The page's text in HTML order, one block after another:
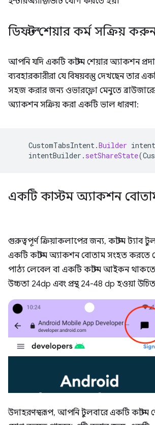
ডিফল্ট শেয়ার কর্ম সক্রিয়
আপনি যদি একটি কাস্টম শেয়ার অ্যাকশন
ব্যবহারকারীরা যে বিষয়বস্তু দেখছেন তার
সহজ করার জন্য ওভারফ্লো মেনুতে
অ্যাকশন সক্রিয় করা একটি ভাল ধারণা:
CustomTabsIntent.Builder
intentBuilder . setShareState(
একটি কাস্টম অ্যাকশন
গুরুত্বপূর্ণ ক্রিয়াকলাপের জন্য, কাস্টম ট্যাব
একটি কাস্টম অ্যাকশন বোতাম সংহত করতে
পাঠ্য লেবেল বা একটি কাস্টম আইকন
উচ্চতা 24dp এবং প্রস্থ 24-48 dp হওয়া
উদাহরণস্বরূপ, আপনি টুলবারে একটি কাস্টম